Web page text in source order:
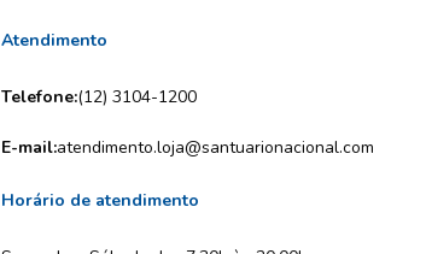
Atendimento
Telefone:(12) 3104-1200
E-mail:atendimento.loja@santuarionacional.com
Horário de atendimento